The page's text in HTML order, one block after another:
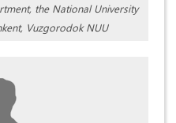
the National University
Vuzgorodok NUU